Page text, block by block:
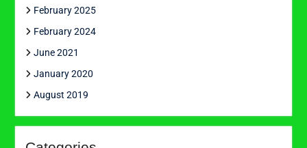
February 2025
February 2024
June 2021
January 2020
August 2019